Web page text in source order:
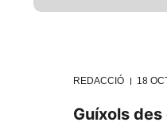
REDACCIÓ 18
Guíxols